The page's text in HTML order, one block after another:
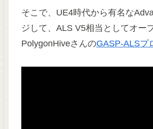
そこで、UE4時代から有名な
ジして、ALS V5相当としてオー
PolygonHiveさんのGASP-ALSプ